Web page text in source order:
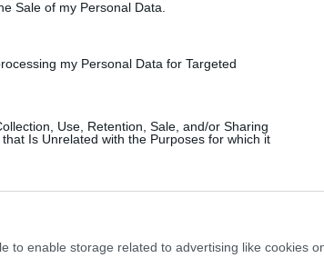
Sale of my Personal Data.
my Personal Data for Targeted
Use, Retention, Sale, and/or Sharing
Is Unrelated with the Purposes for which it
to enable storage related to advertising like cookies